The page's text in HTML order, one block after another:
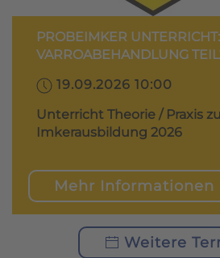
PROBEIMKER UNTERRICHT:
VARROABEHANDLUNG
19.09.2026 10:00
Unterricht Theorie / Praxis
Imkerausbildung 2026
Mehr Informationen
Weitere